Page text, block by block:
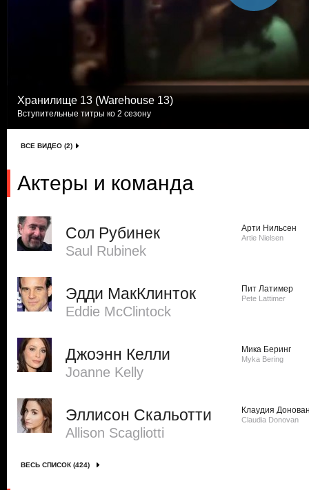
Хранилище 13 (Warehouse 13)
Вступительные титры ко 2 сезону
ВСЕ ВИДЕО (2)
Актеры и команда
Сол Рубинек
Saul Rubinek
Арти Нильсен
Artie Nielsen
Эдди МакКлинток
Eddie McClintock
Пит Латимер
Pete Lattimer
Джоэнн Келли
Joanne Kelly
Мика Беринг
Myka Bering
Эллисон Скальотти
Allison Scagliotti
Клаудия
Claudia Donovan
ВЕСЬ СПИСОК (424)